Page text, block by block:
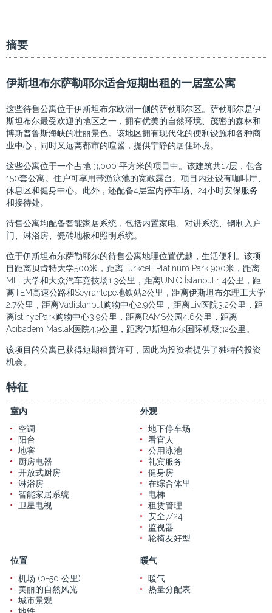
摘要
伊斯坦布尔萨勒耶尔适合短期出租的一居室公寓
这些待售公寓位于伊斯坦布尔欧洲一侧的萨勒耶尔区。萨勒耶尔是伊
斯坦布尔最受欢迎的地区之一，拥有优美的自然环境、茂密的森林和
博斯普鲁斯海峡的壮丽景色。该地区拥有现代化的便利设施和各种商
业中心，同时又远离都市的喧嚣，提供宁静的居住环境。
这些公寓位于一个占地 3,000 平方米的项目中。该建筑共17层，包含
150套公寓。住户可享用带游泳池的宽敞露台。项目内还设有咖啡厅、
休息区和健身中心。此外，还配备4层室内停车场、24小时安保服务
和接待处。
待售公寓均配备智能家居系统，包括内置家电、对讲系统、钢制入户
门、淋浴房、瓷砖地板和照明系统。
位于伊斯坦布尔萨勒耶尔的待售公寓地理位置优越，生活便利。该项
目距离贝肯特大学500米，距离Turkcell Platinum Park 900米，距离
MEF大学和大众汽车竞技场1.3公里，距离UNIQ İstanbul 1.4公里，距
离TEM高速公路和Seyrantepe地铁站2公里，距离伊斯坦布尔理工大学
2.7公里，距离Vadistanbul购物中心2.9公里，距离Liv医院3.2公里，距
离İstinyePark购物中心3.9公里，距离RAMS公园4.6公里，距离
Acıbadem Maslak医院4.9公里，距离伊斯坦布尔国际机场32公里。
该项目的公寓已获得短期租赁许可，因此为投资者提供了独特的投资
机会。
特征
室内
空调
阳台
地窖
厨房电器
开放式厨房
淋浴房
智能家居系统
卫星电视
外观
地下停车场
看官人
公用泳池
礼宾服务
健身房
在综合体里
电梯
租赁管理
安全7/24
监视器
轮椅友好型
位置
机场 (0-50 公里)
美丽的自然风光
城市景观
暖气
暖气
热量分配表